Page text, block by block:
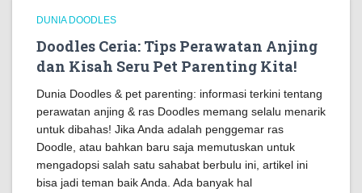
DUNIA DOODLES
Doodles Ceria: Tips Perawatan Anjing
dan Kisah Seru Pet Parenting Kita!
Dunia Doodles & pet parenting: informasi terkini tentang
perawatan anjing & ras Doodles memang selalu menarik
untuk dibahas! Jika Anda adalah penggemar ras
Doodle, atau bahkan baru saja memutuskan untuk
mengadopsi salah satu sahabat berbulu ini, artikel ini
bisa jadi teman baik Anda. Ada banyak hal